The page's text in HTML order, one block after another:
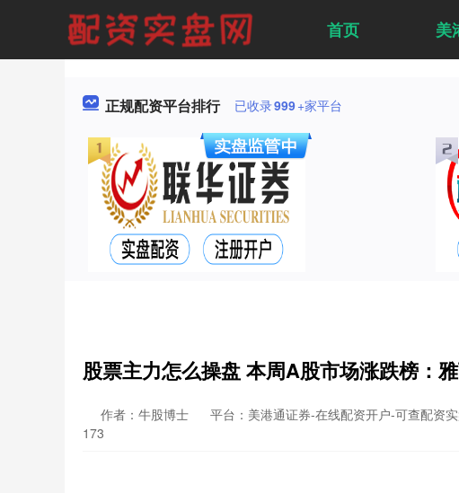
首页 美
正规配资平台排行 已收录999+家平台
股票主力怎么操盘 本周A股市场涨跌榜：
作者：牛股博士 平台：美港通证券-在线配资开户-可查配资
173